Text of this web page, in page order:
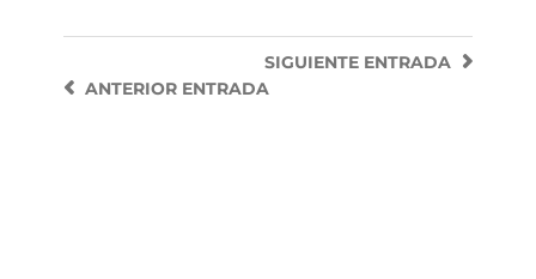
SIGUIENTE ENTRADA
ANTERIORENTRADA